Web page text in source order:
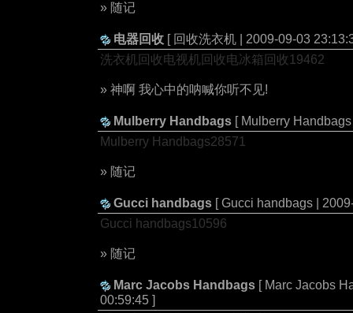
» 随记
电器回收 [ 回收洗衣机 | 2009-09-03
洗衣机回收电视机回收电冰箱回收19462
» 神啊 我心中的呐喊你听不见!
Mulberry Handbags [ Mulberry
Mulberry Handbags28571
» 随记
Gucci handbags [ Gucci handbags |
Gucci handbags10596
» 随记
Marc Jacobs Handbags [ Marc Jacobs
00:59:45 ]